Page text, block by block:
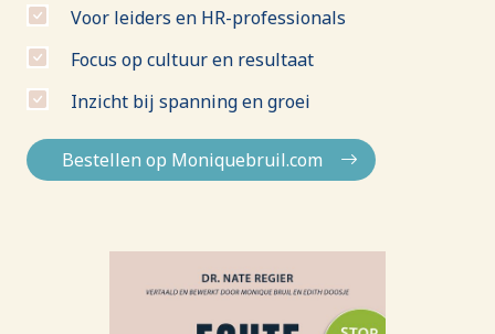
Voor leiders en HR-professionals
Focus op cultuur en resultaat
Inzicht bij spanning en groei
Bestellen op Moniquebruil.com